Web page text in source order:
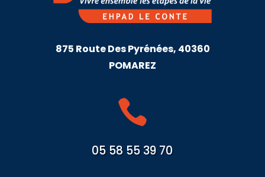
875 Route Des Pyrénées, 40360
POMAREZ

05 58 55 39 70